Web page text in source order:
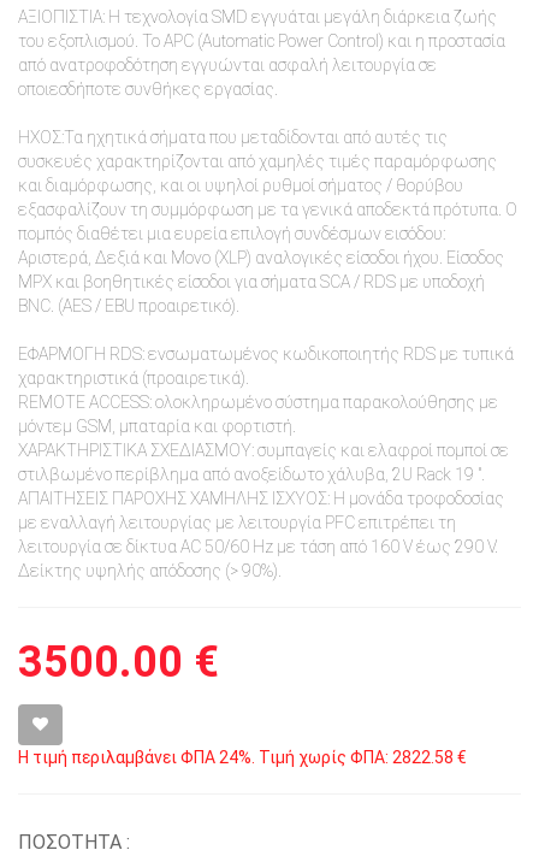
ΑΞΙΟΠΙΣΤΙΑ: Η τεχνολογία SMD εγγυάται μεγάλη διάρκεια ζωής
του εξοπλισμού. Το APC (Automatic Power Control) και η προστασία
από ανατροφοδότηση εγγυώνται ασφαλή λειτουργία σε
οποιεσδήποτε συνθήκες εργασίας.
ΗΧΟΣ:Τα ηχητικά σήματα που μεταδίδονται από αυτές τις
συσκευές χαρακτηρίζονται από χαμηλές τιμές παραμόρφωσης
και διαμόρφωσης, και οι υψηλοί ρυθμοί σήματος / θορύβου
εξασφαλίζουν τη συμμόρφωση με τα γενικά αποδεκτά πρότυπα. Ο
πομπός διαθέτει μια ευρεία επιλογή συνδέσμων εισόδου:
Αριστερά, Δεξιά και Μονο (XLP) αναλογικές είσοδοι ήχου. Είσοδος
MPX και βοηθητικές είσοδοι για σήματα SCA / RDS με υποδοχή
BNC. (AES / EBU προαιρετικό).
ΕΦΑΡΜΟΓΗ RDS: ενσωματωμένος κωδικοποιητής RDS με τυπικά
χαρακτηριστικά (προαιρετικά).
REMOTE ACCESS: ολοκληρωμένο σύστημα παρακολούθησης με
μόντεμ GSM, μπαταρία και φορτιστή.
ΧΑΡΑΚΤΗΡΙΣΤΙΚΑ ΣΧΕΔΙΑΣΜΟΥ: συμπαγείς και ελαφροί πομποί σε
στιλβωμένο περίβλημα από ανοξείδωτο χάλυβα, 2U Rack 19 ″.
ΑΠΑΙΤΗΣΕΙΣ ΠΑΡΟΧΗΣ ΧΑΜΗΛΗΣ ΙΣΧΥΟΣ: Η μονάδα τροφοδοσίας
με εναλλαγή λειτουργίας με λειτουργία PFC επιτρέπει τη
λειτουργία σε δίκτυα AC 50/60 Hz με τάση από 160 V έως 290 V.
Δείκτης υψηλής απόδοσης (> 90%).
3500.00 €
Η τιμή περιλαμβάνει ΦΠΑ 24%. Τιμή χωρίς ΦΠΑ: 2822.58 €
ΠΟΣΟΤΗΤΑ :